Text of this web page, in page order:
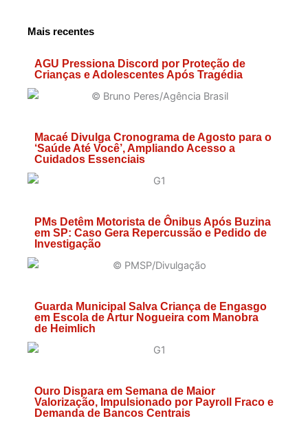
Mais recentes
AGU Pressiona Discord por Proteção de
Crianças e Adolescentes Após Tragédia
Macaé Divulga Cronograma de Agosto para o
‘Saúde Até Você’, Ampliando Acesso a
Cuidados Essenciais
PMs Detêm Motorista de Ônibus Após Buzina
em SP: Caso Gera Repercussão e Pedido de
Investigação
Guarda Municipal Salva Criança de Engasgo
em Escola de Artur Nogueira com Manobra
de Heimlich
Ouro Dispara em Semana de Maior
Valorização, Impulsionado por Payroll Fraco e
Demanda de Bancos Centrais